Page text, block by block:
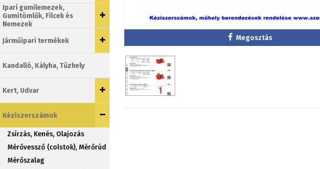
Ipari gumilemezek,
Gumitömlők, Filcek és
Nemezek
Járműipari termékek
Kandalló, Kályha, Tűzhely
Kert, Udvar
Kéziszerszámok
Zsírzás, Kenés, Olajozás
Mérővessző (colstok), Mérőrúd
Mérőszalag
Megosztás